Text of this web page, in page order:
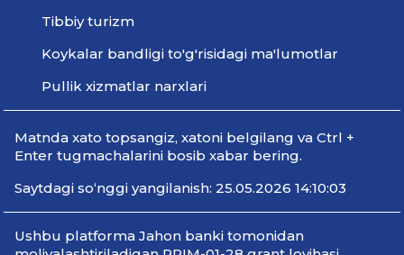
Tibbiy turizm
Koykalar bandligi to'g'risidagi ma'lumotlar
Pullik xizmatlar narxlari
Мatnda xato topsangiz, xatoni belgilang va Ctrl +
Enter tugmachalarini bosib xabar bering.
Saytdagi so‘nggi yangilanish: 25.05.2026 14:10:03
Ushbu platforma Jahon banki tomonidan